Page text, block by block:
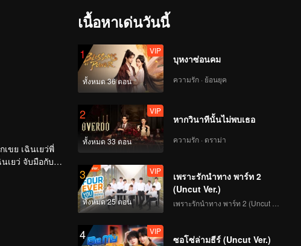
ขย เฉินเยว่พี่
เยว่ จับมือกับสวี
เนื้อหาเด่นวันนี้
1
ทั้งหมด 36 ตอน
VIP
บุหงาซ่อนคม
ความรัก · ย้อนยุค
2
ทั้งหมด 33 ตอน
VIP
หากวินาทีนั้นไม่พบเธอ
ความรัก · ดราม่า
3
ทั้งหมด 25 ตอน
VIP
เพราะรักนำทาง พาร์ท 2
(Uncut Ver.)
4 VIP
ซอโซ่ล่ามธีร์ (Uncut Ver.)